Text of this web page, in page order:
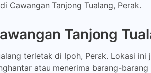
Cawangan Tanjong Tualang, Perak.
Tanjong
terletak di Ipoh, Perak. Lokasi
atau menerima barang-barang